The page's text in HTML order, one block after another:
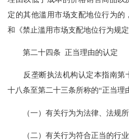
定的其他滥用市场支配地位行为的
和《禁止滥用市场支配地位行为规定
第二十四条 正当理由的认定
反垄断执法机构认定本指南第
十八条至第二十三条所称的“正当理
（一）有关行为为法律、法规所
（二）有关行为符合正当的行业